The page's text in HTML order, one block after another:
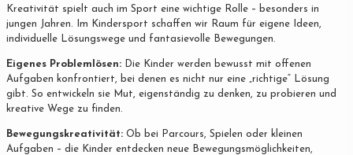
Kreativität spielt auch im Sport eine wichtige Rolle – besonders in
jungen Jahren. Im Kindersport schaffen wir Raum für eigene Ideen,
individuelle Lösungswege und fantasievolle Bewegungen.
Eigenes Problemlösen: Die Kinder werden bewusst mit offenen
Aufgaben konfrontiert, bei denen es nicht nur eine „richtige“ Lösung
gibt. So entwickeln sie Mut, eigenständig zu denken, zu probieren und
kreative Wege zu finden.
Bewegungskreativität: Ob bei Parcours, Spielen oder kleinen
Aufgaben – die Kinder entdecken neue Bewegungsmöglichkeiten,